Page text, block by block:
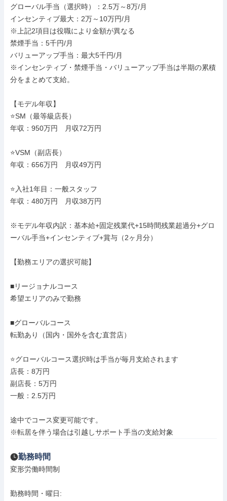
グローバル手当（選択時）：2.5万～8万/月
インセンティブ最大：2万～10万円/月
※上記2項目は役職により金額が異なる
禁煙手当：5千円/月
バリューアップ手当：最大5千円/月
※インセンティブ・禁煙手当・バリューアップ手当は半期の累積
分をまとめて支給。
【モデル年収】
⭐SM（最等級店長）
年収：950万円　月収72万円
⭐VSM（副店長）
年収：656万円　月収49万円
⭐入社1年目：一般スタッフ
年収：480万円　月収38万円
※モデル年収内訳：基本給+固定残業代+15時間残業超過分+グロ
ーバル手当+インセンティブ+賞与（2ヶ月分）
【勤務エリアの選択可能】
■リージョナルコース
希望エリアのみで勤務
■グローバルコース
転勤あり（国内・国外を含む直営店）
⭐グローバルコース選択時は手当が毎月支給されます
店長：8万円
副店長：5万円
一般：2.5万円
​途中でコース変更可能です。
※転居を伴う場合は引越しサポート手当の支給対象
勤務時間
変形労働時間制
勤務時間・曜日: